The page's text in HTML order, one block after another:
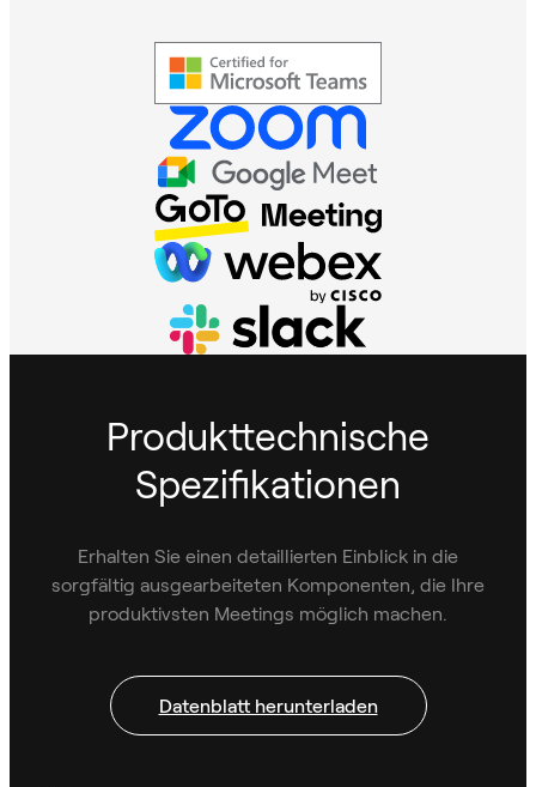
Produkttechnische
Spezifikationen
Erhalten Sie einen detaillierten Einblick in die
sorgfältig ausgearbeiteten Komponenten, die Ihre
produktivsten Meetings möglich machen.
Datenblatt herunterladen